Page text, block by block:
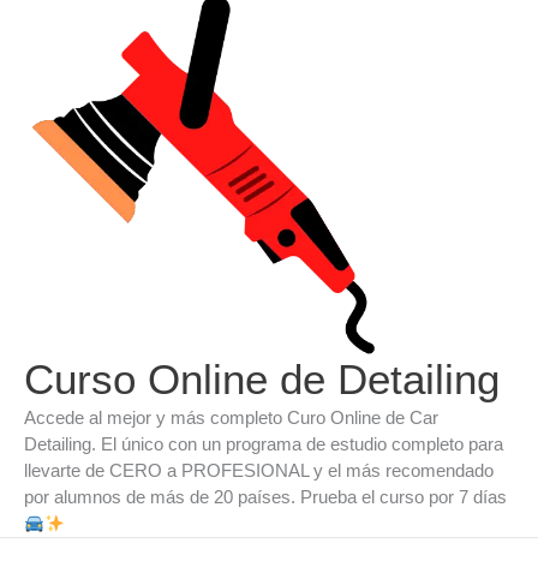
Curso Online de Detailing
Accede al mejor y más completo Curo Online de Car
Detailing. El único con un programa de estudio completo para
llevarte de CERO a PROFESIONAL y el más recomendado
por alumnos de más de 20 países. Prueba el curso por 7 días